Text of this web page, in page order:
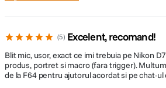
5 Excelent, recomand!
Blit mic, usor, exact ce imi trebuia pe Nikon
produs, portret si macro (fara trigger).
de la F64 pentru ajutorul acordat si pe chat-ul